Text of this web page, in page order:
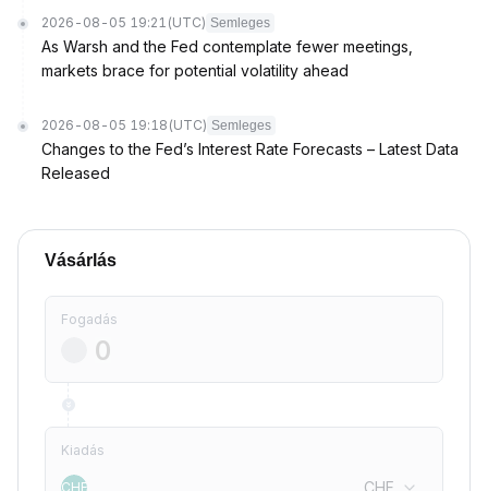
2026-08-05 19:21 (UTC) Semleges
As Warsh and the Fed contemplate fewer meetings,
markets brace for potential volatility ahead
2026-08-05 19:18 (UTC) Semleges
Changes to the Fed’s Interest Rate Forecasts – Latest Data
Released
Vásárlás
Fogadás
Kiadás
CHF CHF